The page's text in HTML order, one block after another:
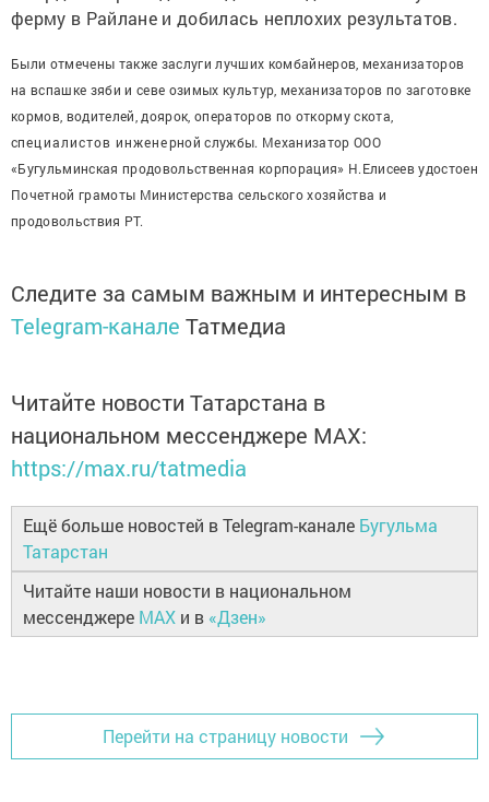
ферму в Райлане и добилась неплохих результатов.
Были отмечены также заслуги лучших комбайнеров, механизаторов
на вспашке зяби и севе озимых культур, механизаторов по заготовке
кормов, водителей, доярок, операторов по откорму скота,
специалистов инженерной службы. Механизатор ООО
«Бугульминская продовольственная корпорация» Н.Елисеев удостоен
Почетной грамоты Министерства сельского хозяйства и
продовольствия РТ.
Следите за самым важным и интересным в
Telegram-канале Татмедиа
Читайте новости Татарстана в
национальном мессенджере MАХ:
https://max.ru/tatmedia
Ещё больше новостей в Telegram-канале Бугульма
Татарстан
Читайте наши новости в национальном
мессенджере MAX и в «Дзен»
Перейти на страницу новости